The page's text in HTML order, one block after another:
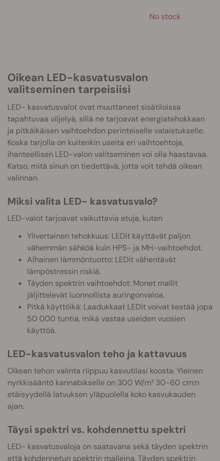
No stock
Oikean LED-kasvatusvalon
valitseminen tarpeisiisi
LED- kasvatusvalot ovat muuttaneet sisätiloissa
tapahtuvaa viljelyä, sillä ne tarjoavat energiatehokkaan
ja pitkäikäisen vaihtoehdon perinteiselle valaistukselle.
Koska tarjolla on kuitenkin useita eri vaihtoehtoja,
ihanteellisen LED-valon valitseminen voi olla haastavaa.
Katso, mitä sinun on tiedettävä, jotta voit tehdä oikean
valinnan.
Miksi valita LED- kasvatusvalo?
LED-valot tarjoavat vaikuttavia etuja, kuten
Ylivertainen tehokkuus: LEDit käyttävät paljon
vähemmän sähköä kuin HPS- ja MH-vaihtoehdot.
Alhainen lämmöntuotto: LEDit vähentävät
lämpöstressin riskiä.
Täyden spektrin vaihtoehdot: Monet mallit
jäljittelevät luonnollista auringonvaloa.
Pitkä käyttöikä: Laadukkaat LEDit voivat kestää jopa
50 000 tuntia, mikä vastaa useiden vuosien
käyttöä.
LED-kasvatusvalon teho ja kattavuus
Oikean tehon valinta riippuu kasvutilasi koosta. Yleinen
nyrkkisääntö kannabikselle on 300 W/m² 30-60 cm:n
etäisyydellä latvuksen yläpuolella koko kasvukauden
ajan.
Täysi spektri vs. kohdennettu spektri
LED- kasvatusvaloja on saatavana sekä täyden spektrin
että kohdennetun spektrin malleina. Täyden spektrin